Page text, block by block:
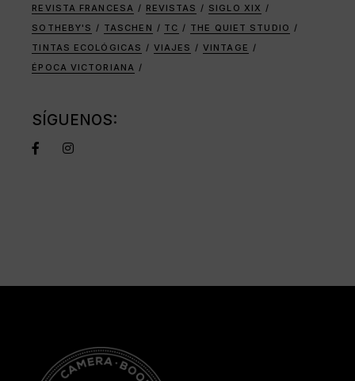
REVISTA FRANCESA
REVISTAS
SIGLO XIX
SOTHEBY'S
TASCHEN TC
THE QUIET STUDIO
TINTAS ECOLÓGICAS
VIAJES
VINTAGE
ÉPOCA VICTORIANA
SÍGUENOS: